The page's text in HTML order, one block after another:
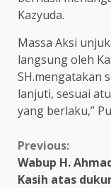
Kazyuda.
Massa Aksi
langsung oleh
SH.mengatakan
lanjuti, sesuai
yang berlaku,”
Continue
Reading
Previous:
Wabup H.
Kasih atas